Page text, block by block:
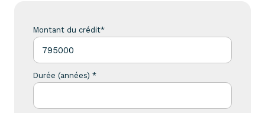
Montant du crédit*
Durée (années) *